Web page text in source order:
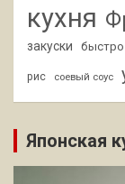
кухня
закуски
быстро
рис соевый соус
Японская